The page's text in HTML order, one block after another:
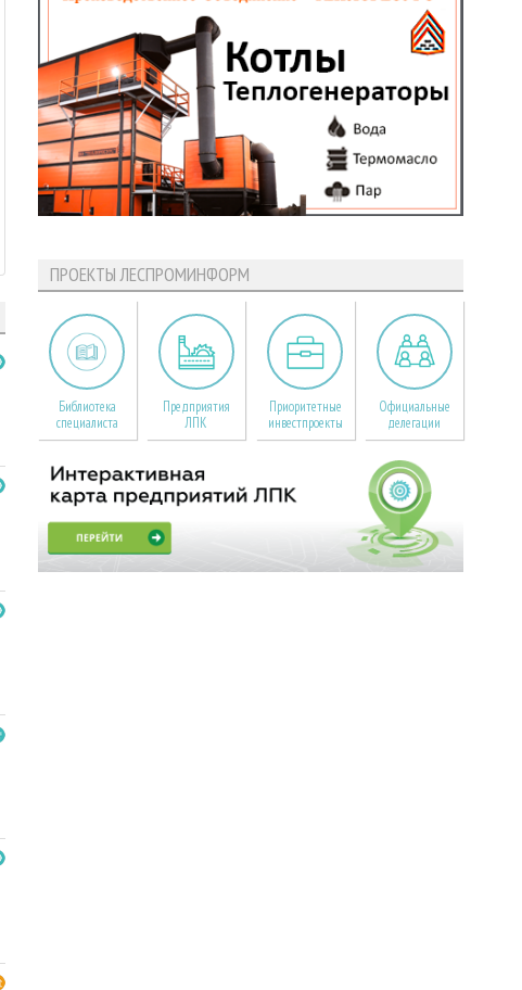
ПРОЕКТЫ ЛЕСПРОМИНФОРМ
Библиотека
специалиста
Предприятия
ЛПК
Приоритетные
инвестпроекты
Официальные
делегации